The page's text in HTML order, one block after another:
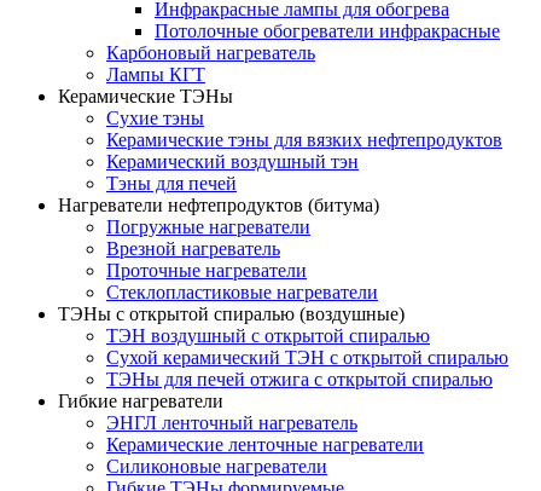
Инфракрасные лампы для обогрева
Потолочные обогреватели инфракрасные
Карбоновый нагреватель
Лампы КГТ
Керамические ТЭНы
Сухие тэны
Керамические тэны для вязких нефтепродуктов
Керамический воздушный тэн
Тэны для печей
Нагреватели нефтепродуктов (битума)
Погружные нагреватели
Врезной нагреватель
Проточные нагреватели
Стеклопластиковые нагреватели
ТЭНы с открытой спиралью (воздушные)
ТЭН воздушный с открытой спиралью
Сухой керамический ТЭН с открытой спиралью
ТЭНы для печей отжига с открытой спиралью
Гибкие нагреватели
ЭНГЛ ленточный нагреватель
Керамические ленточные нагреватели
Силиконовые нагреватели